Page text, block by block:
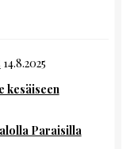
14.8.2025
kesäiseen
Paraisilla